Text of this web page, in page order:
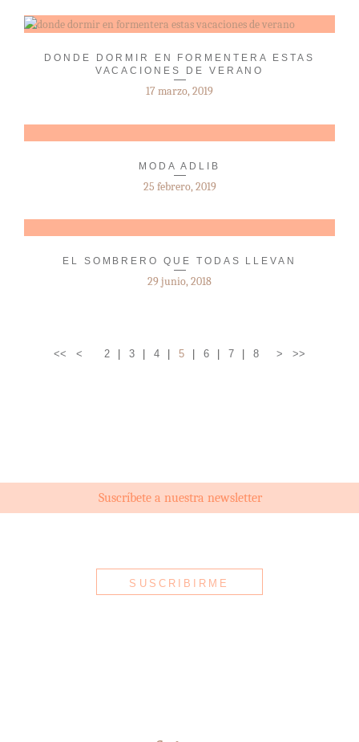
DONDE DORMIR EN FORMENTERA ESTAS
VACACIONES DE VERANO
17 marzo, 2019
MODA ADLIB
25 febrero, 2019
EL SOMBRERO QUE TODAS LLEVAN
29 junio, 2018
<< < 2 3 4 5 6 7 8 > >>